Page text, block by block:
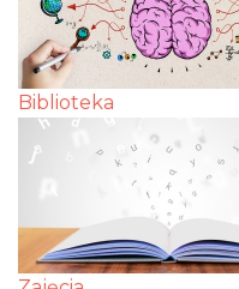
Biblioteka